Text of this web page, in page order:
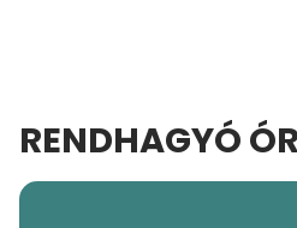
RENDHAGYÓ